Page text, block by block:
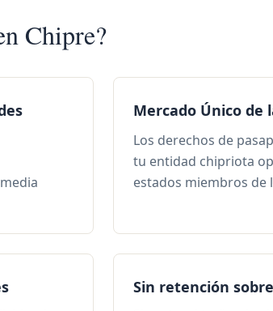
Chipre?
Mercado Único de
Los derechos de
tu entidad chipriota
estados miembros de
Sin retención